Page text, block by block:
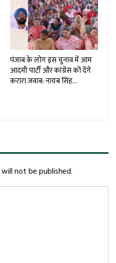
पंजाब के लोग इस चुनाव में आम
आदमी पार्टी और कांग्रेस को देंगे
करारा जवाब: नायब सिंह…
not be published.